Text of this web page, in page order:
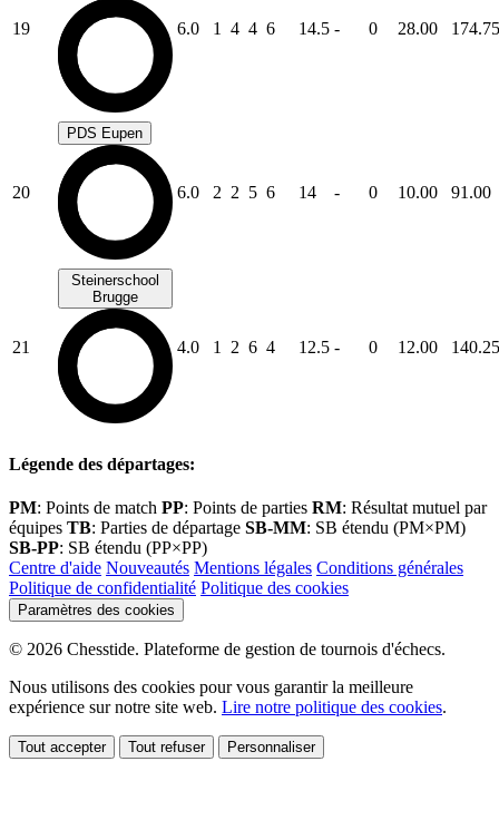
19 6.0 1 4 4 6 14.5 - 0 28.00 174.75
20
PDS Eupen
6.0 2 2 5 6 14 - 0 10.00 91.00
21
Steinerschool
Brugge
4.0 1 2 6 4 12.5 - 0 12.00 140.25
Légende des départages:
PM: Points de match PP: Points de parties RM: Résultat mutuel par
équipes TB: Parties de départage SB-MM: SB étendu (PM×PM)
SB-PP: SB étendu (PP×PP)
Centre d'aide Nouveautés Mentions légales Conditions générales
Politique de confidentialité Politique des cookies
Paramètres des cookies
© 2026 Chesstide. Plateforme de gestion de tournois d'échecs.
Nous utilisons des cookies pour vous garantir la meilleure
expérience sur notre site web. Lire notre politique des cookies.
Tout accepter Tout refuser Personnaliser